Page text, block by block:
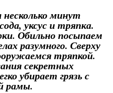
минут
уксус и тряпка.
Обильно посыпаем
разумного. Сверху
тряпкой.
секретных
убирает грязь с
рамы.